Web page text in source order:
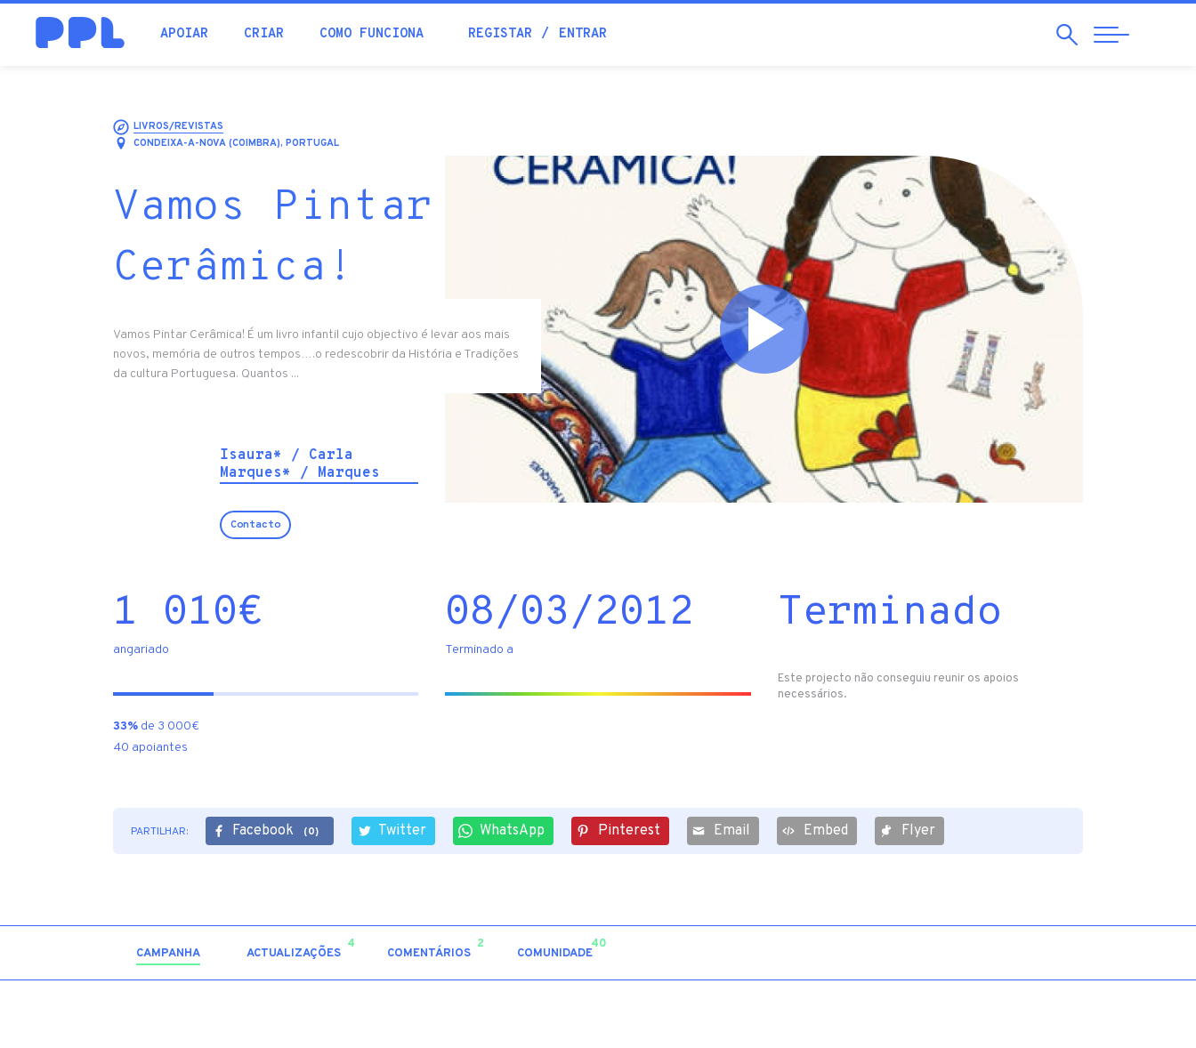
APOIAR CRIAR COMO FUNCIONA REGISTAR ENTRAR Pesquisar
Abrir
Navegação
procura
LIVROS/REVISTAS
CONDEIXA-A-NOVA (COIMBRA), PORTUGAL
Vamos Pintar
Cerâmica!
Vamos Pintar Cerâmica! É um livro infantil cujo objectivo é levar aos mais
novos, memória de outros tempos….o redescobrir da História e Tradições
da cultura Portuguesa. Quantos ...
Isaura* / Carla
Marques* / Marques
Contacto
1 010€
angariado
33% de 3 000€
40 apoiantes
08/03/2012
Terminado a
Terminado
Este projecto não conseguiu reunir os apoios
necessários.
PARTILHAR: Facebook (0) Twitter WhatsApp Pinterest Email Embed Flyer
CAMPANHA ACTUALIZAÇÕES
4
COMENTÁRIOS
2
COMUNIDADE
40